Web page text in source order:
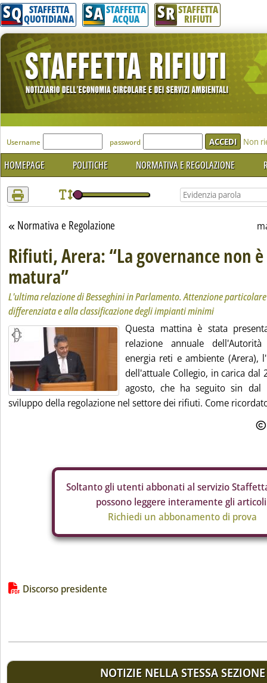
Attenzione! Esegui l'accesso per lèggere interamente la notizia.
SQ STAFFETTA
QUOTIDIANA SA STAFFETTA
ACQUA SR STAFFETTA
RIFIUTI
'Modulo Login per accedere'
Username password Non
HOMEPAGE POLITICHE NORMATIVA E REGOLAZIONE
Torna alla sezione
Normativa e Regolazione
Rifiuti, Arera: “La governance non
matura”
L'ultima relazione di Besseghini in Parlamento. Attenzione
differenziata e alla classificazione degli impianti minimi
Questa mattina è stata
relazione annuale
energia reti e ambiente (Arera),
dell'attuale Collegio, in carica dal
agosto, che ha seguito sin
sviluppo della regolazione nel settore dei rifiuti. Come
Soltanto gli utenti abbonati al servizio
possono leggere interamente gli
Richiedi un abbonamento di prova
Lista allegati PDF alla notizia
Discorso presidente
NOTIZIE NELLA STESSA SEZIONE